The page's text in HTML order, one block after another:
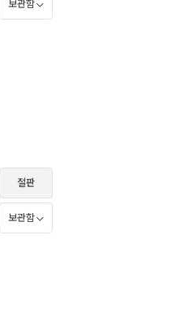
보관함
절판
보관함